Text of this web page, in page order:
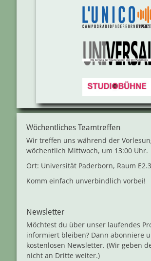
Wöchentliches Teamtreffen
Wir treffen uns während der
wöchentlich Mittwoch, um 13:00 Uhr.
Ort: Universität Paderborn, Raum
Komm einfach unverbindlich vorbei!
Newsletter
Möchtest du über unser laufendes
informiert bleiben? Dann abonniere
kostenlosen Newsletter. (Wir geben
nicht an Dritte weiter.)